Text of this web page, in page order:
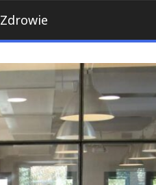
Zdrowie